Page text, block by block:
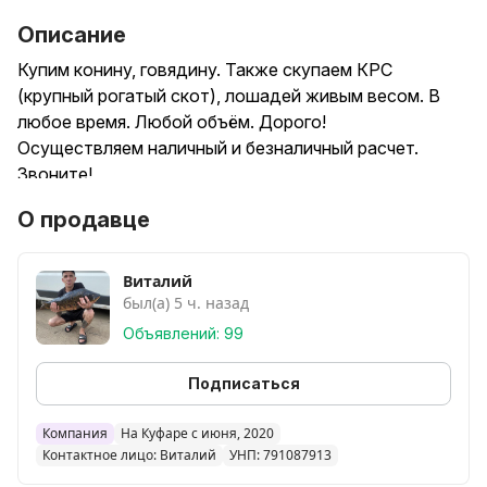
Описание
Купим конину, говядину. Также скупаем КРС
(крупный рогатый скот), лошадей живым весом. В
любое время. Любой объём. Дорого!
Осуществляем наличный и безналичный расчет.
Звоните!
О продавце
Виталий
был(а) 5 ч. назад
Объявлений: 99
Подписаться
Компания
На Куфаре с июня, 2020
Контактное лицо: Виталий
УНП: 791087913